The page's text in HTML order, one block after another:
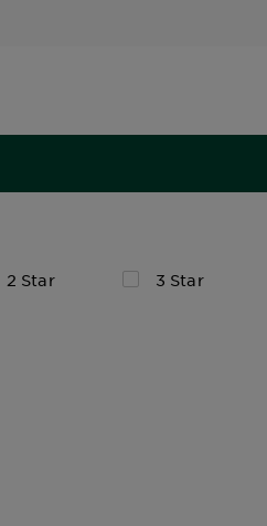
2 Star 3 Star